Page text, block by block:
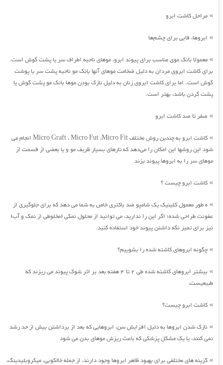
» مراحل کاشت ابرو
» ابروها، قابی برای چشم‌ها
» معمولا بانک موی مناسب برای پیوند ابرو، موهای ناحیه اطراف سر یا پشت گوش است.
برای کاشت ابروی مردان به دلیل ضخامت موهای آنها بانک مو ناحیه پشت سر یا پوشت
گوش است. اما برای کاشت ابروی زنان به دلیل نازک بودن موها بانک مو پشت گوش یا
پشت گردن باشد، بهتر است.
» صفر تا صد کاشت ابرو
»
کاشت ابرو به چندین روش مختلف Micro Graft ، Micro Fut ،Micro Fit انجام می
شود این روشها این امکان را می‌دهد که تارهای بسیار ظریف مو و یا بعضی از قسمت از
موهای سر را به ابروها پیوند بزند
» کاشت ابرو چیست ؟
» ه طور معمول کلینیک یک شامپو ضد باکتری خاص به شما می دهد که برای جلوگیری از
عفونت طراحی شده؛ اگر این را ندارید، می توانید از محلول نمکی (مخلوطی از نمک و آب)
نیز برای تمیز نگه داشتن پیوند خود استفاده کنید.
» چگونه ابروهای کاشته شده را بشوییم؟
»
بیشتر ابروهای کاشته شده طی 2 تا 4 هفته بعد بر اثر شوک پیوند می ریزند که
طبیعیست،
» کاشت ابرو چیست؟
» نازک شدن ابروها به دلیل افزایش سن، ابروهایی که بعد از برداشتن بیش از حد رشد
نمی کنند، یا یک مشکل پزشکی که باعث ریزش موهای بدن می شود
» گزینه های مختلفی برای بهبود ظاهر ابروها وجود دارند، از جمله خالکوبی، میکروبلیدینگ،